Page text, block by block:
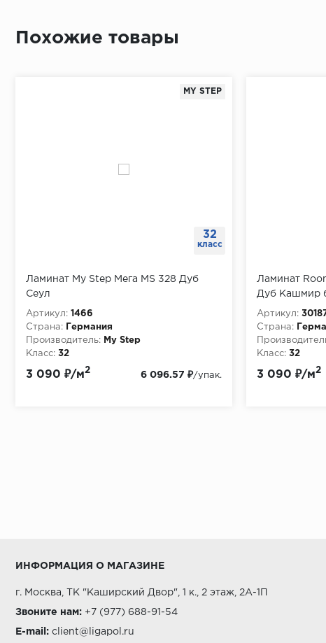
Похожие товары
32
класс
MY STEP
Ламинат My Step Мега MS 328 Дуб
Сеул
Артикул: 1466
Страна:
Германия
Производитель:
My Step
Класс: 32
Толщина, мм:
3 090 ₽/м2
6 096.57 ₽/упак.
Ламинат
Дуб Кашмир
Артикул:
Страна:
Класс: 32
Толщина, мм:
3 090 ₽/м2
ИНФОРМАЦИЯ О МАГАЗИНЕ
г. Москва, ТК "Каширский Двор", 1 к., 2 этаж, 2А-1П
Звоните нам: +7 (977) 688-91-54
E-mail: client@ligapol.ru